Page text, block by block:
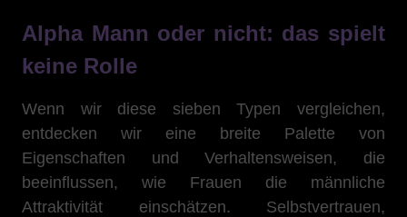
Alpha Mann oder nicht: das spielt
keine Rolle
Wenn wir diese sieben Typen vergleichen,
entdecken wir eine breite Palette von
Eigenschaften und Verhaltensweisen, die
beeinflussen, wie Frauen die männliche
Attraktivität einschätzen. Selbstvertrauen,